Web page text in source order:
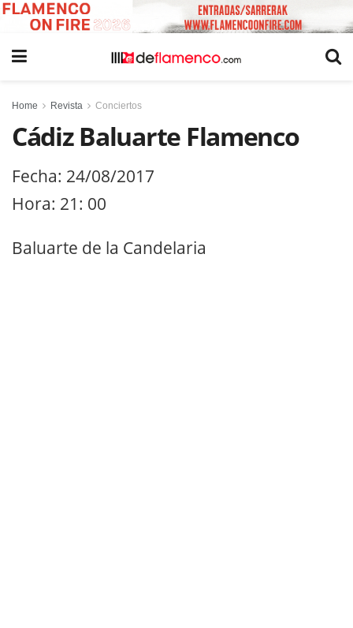
Home Revista Conciertos
Cádiz Baluarte Flamenco
Fecha: 24/08/2017
Hora: 21: 00
Baluarte de la Candelaria